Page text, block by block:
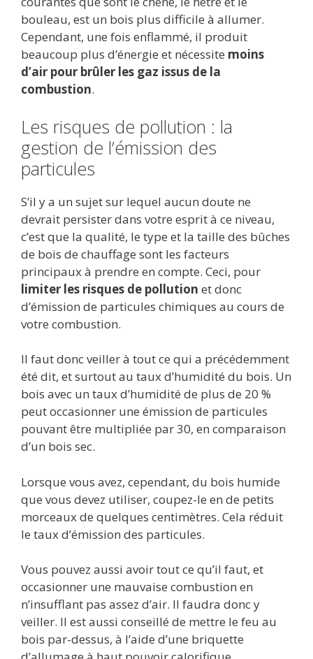
bouleau, est un bois plus difficile à allumer.
Cependant, une fois enflammé, il produit
beaucoup plus d’énergie et nécessite moins
d’air pour brûler les gaz issus de la
combustion.
Les risques de pollution : la
gestion de l’émission des
particules
S’il y a un sujet sur lequel aucun doute ne
devrait persister dans votre esprit à ce niveau,
c’est que la qualité, le type et la taille des bûches
de bois de chauffage sont les facteurs
principaux à prendre en compte. Ceci, pour
limiter les risques de pollution et donc
d’émission de particules chimiques au cours de
votre combustion.
Il faut donc veiller à tout ce qui a précédemment
été dit, et surtout au taux d’humidité du bois. Un
bois avec un taux d’humidité de plus de 20 %
peut occasionner une émission de particules
pouvant être multipliée par 30, en comparaison
d’un bois sec.
Lorsque vous avez, cependant, du bois humide
que vous devez utiliser, coupez-le en de petits
morceaux de quelques centimètres. Cela réduit
le taux d’émission des particules.
Vous pouvez aussi avoir tout ce qu’il faut, et
occasionner une mauvaise combustion en
n’insufflant pas assez d’air. Il faudra donc y
veiller. Il est aussi conseillé de mettre le feu au
bois par-dessus, à l’aide d’une briquette